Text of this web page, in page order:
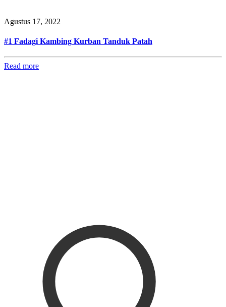
Agustus 17, 2022
#1 Fadagi Kambing Kurban Tanduk Patah
Read more